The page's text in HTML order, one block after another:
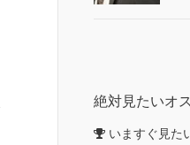
絶対見たいオ
いますぐ見た